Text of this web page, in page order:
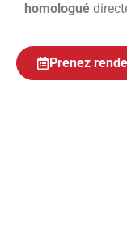
homologué
Prenez